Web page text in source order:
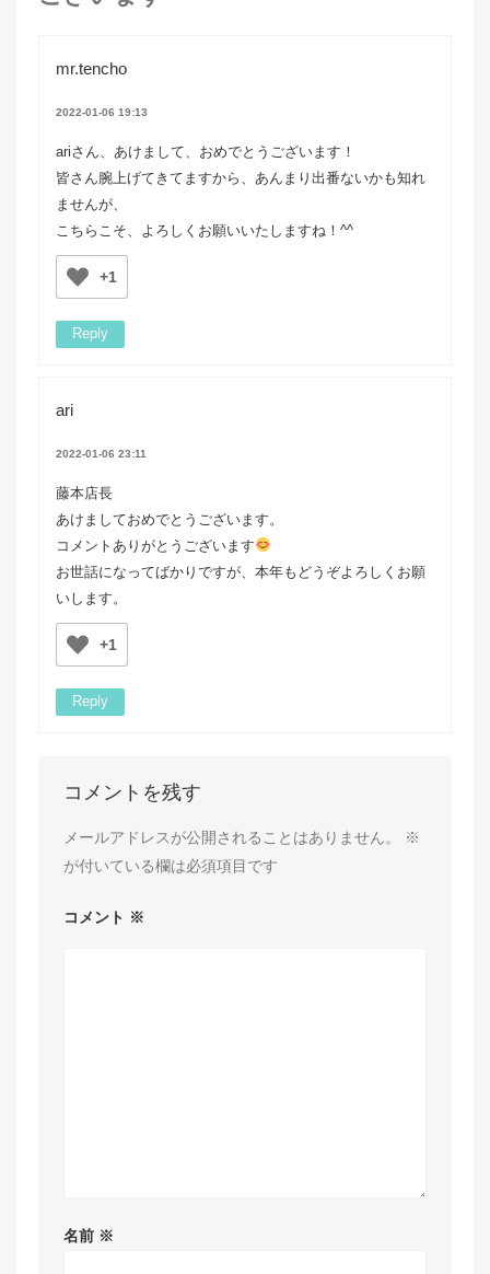
mr.tencho
2022-01-06 19:13
ariさん、あけまして、おめでとうございます！
皆さん腕上げてきてますから、あんまり出番ないかも知れ
ませんが、
こちらこそ、よろしくお願いいたしますね！^^
+1
Reply
ari
2022-01-06 23:11
藤本店長
あけましておめでとうございます。
コメントありがとうございます
お世話になってばかりですが、本年もどうぞよろしくお願
いします。
+1
Reply
コメントを残す
メールアドレスが公開されることはありません。
※
が付いている欄は必須項目です
コメント ※
名前 ※